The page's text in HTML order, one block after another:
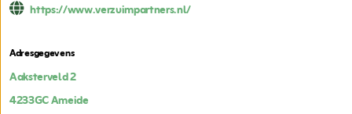
https://www.verzuimpartners.nl/
Adresgegevens
Aaksterveld 2
4233GCAmeide